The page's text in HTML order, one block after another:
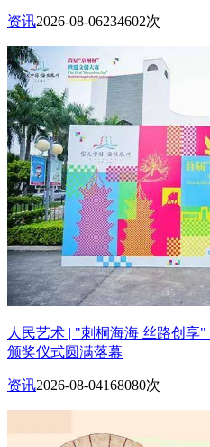
资讯2026-08-06234602次
人民艺术 | "刺桐海海 丝路创
颁奖仪式圆满落幕
资讯2026-08-04168080次